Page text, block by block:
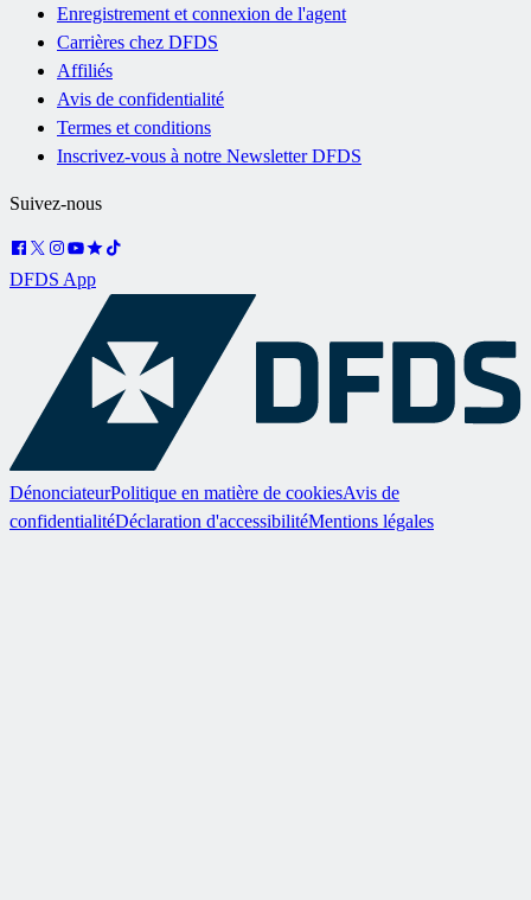
Enregistrement et connexion de l'agent
Carrières chez DFDS
Affiliés
Avis de confidentialité
Termes et conditions
Inscrivez-vous à notre Newsletter DFDS
Suivez-nous
DFDS App
DénonciateurPolitique en matière de cookiesAvis de
confidentialitéDéclaration d'accessibilitéMentions légales